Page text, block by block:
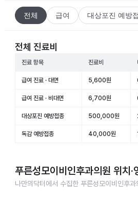
전체 급여 대상포진 예방
전체 진료비
진료 항목 진료비
급여 진료 · 대면 5,600원
급여 진료 · 비대면 6,700원
대상포진 예방접종 500,000원
독감 예방접종 40,000원
푸른성모이비인후과의원 위치·
나만의닥터에서 수집한 푸른성모이비인후과